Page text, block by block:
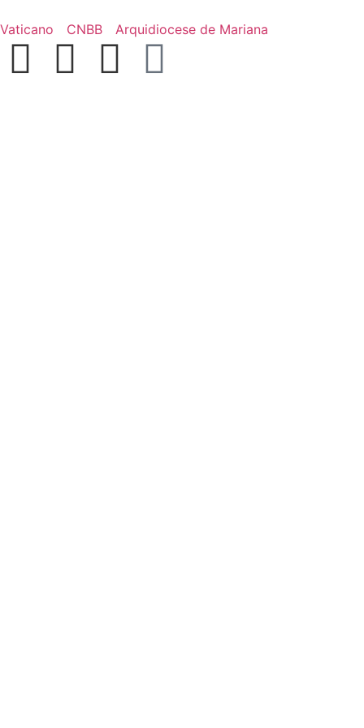
Vaticano CNBB Arquidiocese de Mariana